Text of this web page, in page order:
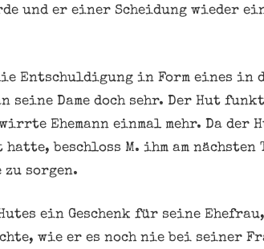
und er einer Scheidung wieder
Entschuldigung in Form eines in
seine Dame doch sehr. Der Hut
Ehemann einmal mehr. Da der
beschloss M. ihm am nächsten
zu sorgen.
ein Geschenk für seine
wie er es noch nie bei seiner